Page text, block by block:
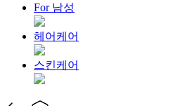
For 남성
헤어케어
스킨케어